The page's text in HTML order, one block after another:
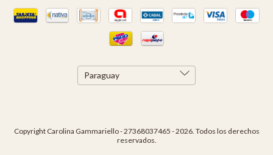
Copyright Carolina Gammariello - 27368037465 - 2026. Todos los derechos
reservados.